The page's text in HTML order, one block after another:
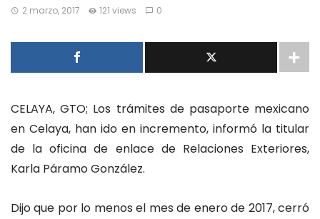
2 marzo, 2017 121 views 0
CELAYA, GTO; Los trámites de pasaporte mexicano
en Celaya, han ido en incremento, informó la titular
de la oficina de enlace de Relaciones Exteriores,
Karla Páramo González.
Dijo que por lo menos el mes de enero de 2017, cerró